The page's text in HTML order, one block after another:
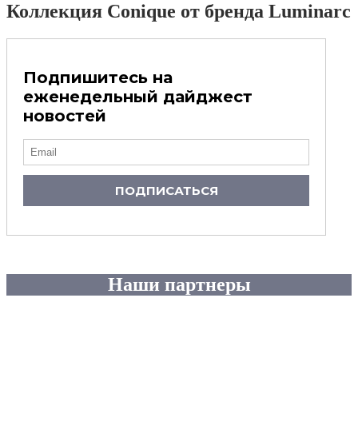
Коллекция Conique от бренда Luminarc
Подпишитесь на
еженедельный дайджест
новостей
ПОДПИСАТЬСЯ
Наши партнеры